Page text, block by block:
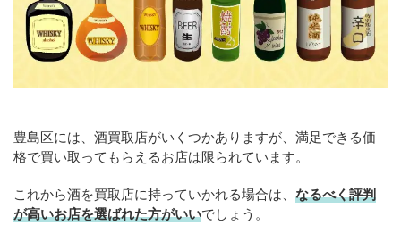
豊島区には、酒買取店がいくつかありますが、満足できる価
格で買い取ってもらえるお店は限られています。
これから酒を買取店に持っていかれる場合は、 なるべく評判
が高いお店を選ばれた方がいいでしょう。